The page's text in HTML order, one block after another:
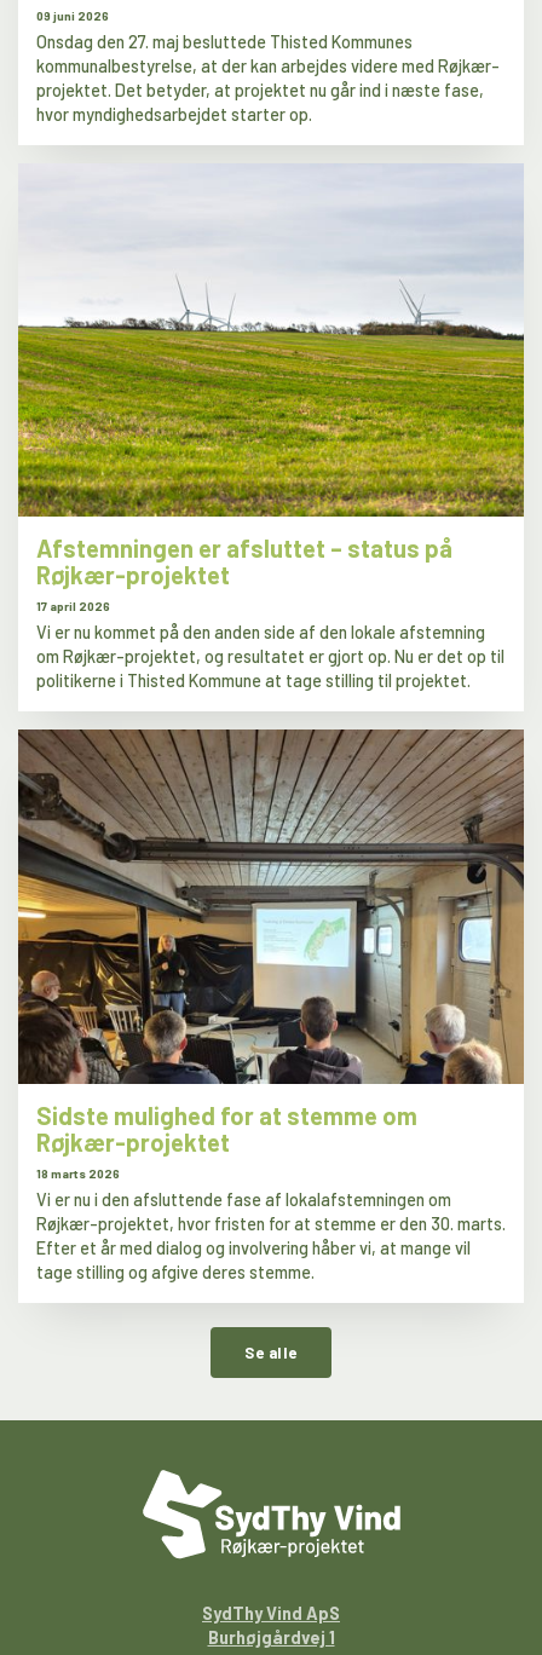
09 juni 2026
Onsdag den 27. maj besluttede Thisted Kommunes
kommunalbestyrelse, at der kan arbejdes videre med Røjkær-
projektet. Det betyder, at projektet nu går ind i næste fase,
hvor myndighedsarbejdet starter op.
Afstemningen er afsluttet – status på
Røjkær-projektet
17 april 2026
Vi er nu kommet på den anden side af den lokale afstemning
om Røjkær-projektet, og resultatet er gjort op. Nu er det op til
politikerne i Thisted Kommune at tage stilling til projektet.
Sidste mulighed for at stemme om
Røjkær-projektet
18 marts 2026
Vi er nu i den afsluttende fase af lokalafstemningen om
Røjkær-projektet, hvor fristen for at stemme er den 30. marts.
Efter et år med dialog og involvering håber vi, at mange vil
tage stilling og afgive deres stemme.
Se alle
SydThy Vind ApS
Burhøjgårdvej 1